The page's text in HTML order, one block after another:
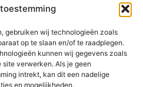
gebruiken wij technologieën zoals
op te slaan en/of te raadplegen.
kunnen wij gegevens zoals
verwerken. Als je geen
intrekt, kan dit een nadelige
en mogelijkheden.